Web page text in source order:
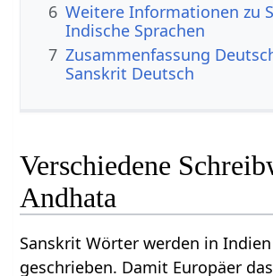
6 Weitere Informationen zu
Indische Sprachen
7 Zusammenfassung
Sanskrit Deutsch
Verschiedene
Andhata
Sanskrit Wörter werden in
geschrieben. Damit Europäer